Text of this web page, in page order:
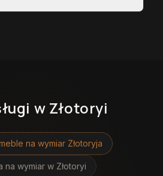
w Złotoryi
na wymiar Złotoryja
na wymiar w Złotoryi